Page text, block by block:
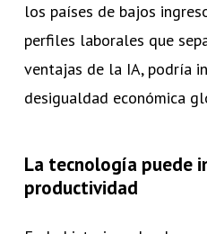
los países de bajos
perfiles laborales que
ventajas de la IA, podría
desigualdad económica
La tecnología puede
productividad